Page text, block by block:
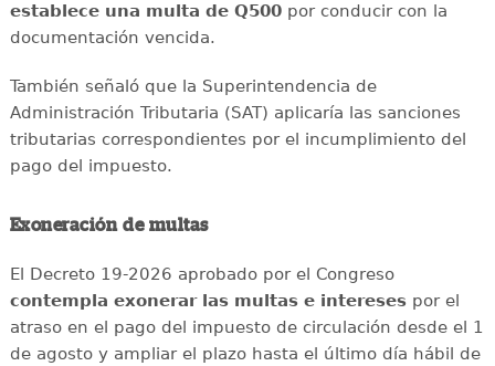
establece una multa de Q500por conducir con la
documentación vencida.
También señaló que la Superintendencia de
Administración Tributaria (SAT) aplicaría las sanciones
tributarias correspondientes por el incumplimiento del
pago del impuesto.
Exoneración de multas
El Decreto 19-2026 aprobado por el Congreso
contempla exonerar las multas e interesespor el
atraso en el pago del impuesto de circulación desde el 1
de agosto y ampliar el plazo hasta el último día hábil de